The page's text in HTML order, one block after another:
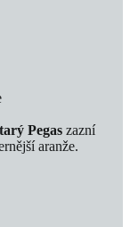
Pegas zazní
aranže.